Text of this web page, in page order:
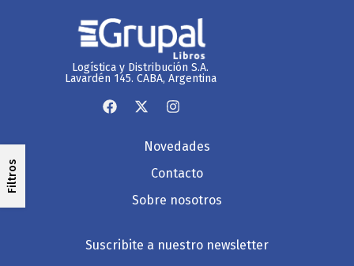
Filtros
Logística y Distribución S.A.
Lavardén 145. CABA, Argentina
Novedades
Contacto
Sobre nosotros
Suscribite a nuestro newsletter